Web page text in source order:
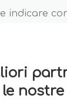
indicare